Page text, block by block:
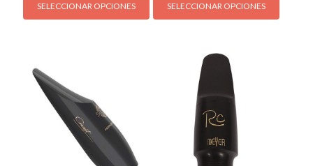
SELECCIONAR OPCIONES
producto
SELECCIONAR OPCIONES